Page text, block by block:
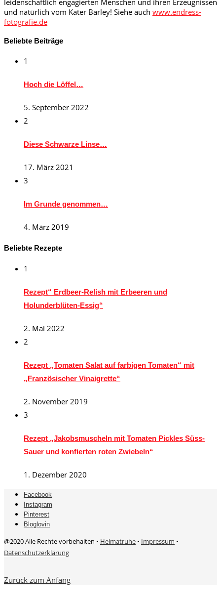
und natürlich vom Kater Barley! Siehe auch www.endress-
fotografie.de
Beliebte Beiträge
1
Hoch die Löffel…
5. September 2022
2
Diese Schwarze Linse…
17. März 2021
3
Im Grunde genommen…
4. März 2019
Beliebte Rezepte
1
Rezept“ Erdbeer-Relish mit Erbeeren und
Holunderblüten-Essig“
2. Mai 2022
2
Rezept „Tomaten Salat auf farbigen Tomaten“ mit
„Französischer Vinaigrette“
2. November 2019
3
Rezept „Jakobsmuscheln mit Tomaten Pickles Süss-
Sauer und konfierten roten Zwiebeln“
1. Dezember 2020
Facebook
Instagram
Pinterest
Bloglovin
@2020 Alle Rechte vorbehalten • Heimatruhe • Impressum •
Datenschutzerklärung
Zurück zum Anfang